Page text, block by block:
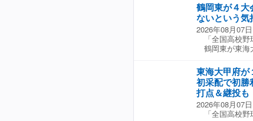
鶴岡東が４
ないという気
2026年08月07
「全国高校野
鶴岡東が東海
リーを放って
七回に２死から
とができなか
戦を突破してい
へのあいさつを
年生と全ての
東海大甲府が
初采配で初勝
打点＆継投も
2026年08月07
「全国高校野